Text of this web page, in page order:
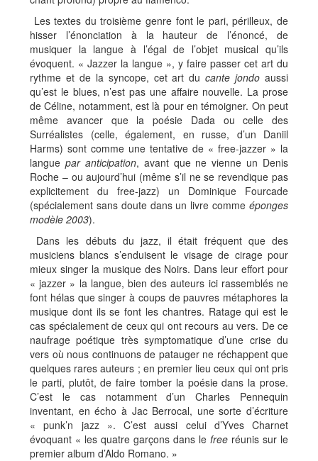
Les textes du troisième genre font le pari, périlleux, de
hisser l’énonciation à la hauteur de l’énoncé, de
musiquer la langue à l’égal de l’objet musical qu’ils
évoquent. « Jazzer la langue », y faire passer cet art du
rythme et de la syncope, cet art ducante jondo aussi
qu’est le blues, n’est pas une affaire nouvelle. La prose
de Céline, notamment, est là pour en témoigner. On peut
même avancer que la poésie Dada ou celle des
Surréalistes (celle, également, en russe, d’un Daniil
Harms) sont comme une tentative de « free-jazzer » la
langue par anticipation, avant que ne vienne un Denis
Roche – ou aujourd’hui (même s’il ne se revendique pas
explicitement du free-jazz) un Dominique Fourcade
(spécialement sans doute dans un livre comme éponges
modèle 2003).
Dans les débuts du jazz, il était fréquent que des
musiciens blancs s’enduisent le visage de cirage pour
mieux singer la musique des Noirs. Dans leur effort pour
« jazzer » la langue, bien des auteurs ici rassemblés ne
font hélas que singer à coups de pauvres métaphores la
musique dont ils se font les chantres. Ratage qui est le
cas spécialement de ceux qui ont recours au vers. De ce
naufrage poétique très symptomatique d’une crise du
vers où nous continuons de patauger ne réchappent que
quelques rares auteurs ; en premier lieu ceux qui ont pris
le parti, plutôt, de faire tomber la poésie dans la prose.
C’est le cas notamment d’un Charles Pennequin
inventant, en écho à Jac Berrocal, une sorte d’écriture
« punk’n jazz ». C’est aussi celui d’Yves Charnet
évoquant « les quatre garçons dans le free réunis sur le
premier album d’Aldo Romano. »